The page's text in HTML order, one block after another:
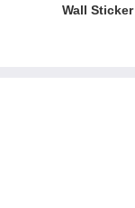
Wall Sticker